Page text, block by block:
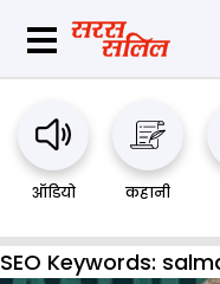
ऑडियो कहानी
SEO Keywords: